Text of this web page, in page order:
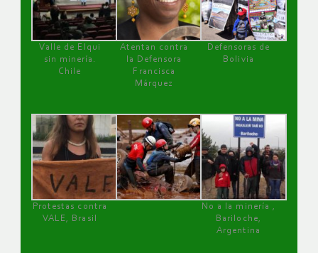
Valle de Elqui
sin minería.
Chile
Atentan contra
la Defensora
Francisca
Márquez
Defensoras de
Bolivia
Protestas contra
VALE, Brasil
No a la minería ,
Bariloche,
Argentina